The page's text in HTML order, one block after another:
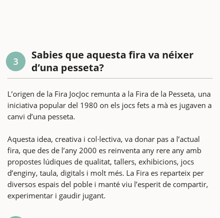
3
Sabies que aquesta fira va néixer
d’una pesseta?
L’origen de la Fira JocJoc remunta a la Fira de la Pesseta, una
iniciativa popular del 1980 on els jocs fets a mà es jugaven a
canvi d’una pesseta.
Aquesta idea, creativa i col·lectiva, va donar pas a l’actual
fira, que des de l’any 2000 es reinventa any rere any amb
propostes lúdiques de qualitat, tallers, exhibicions, jocs
d’enginy, taula, digitals i molt més. La Fira es reparteix per
diversos espais del poble i manté viu l’esperit de compartir,
experimentar i gaudir jugant.